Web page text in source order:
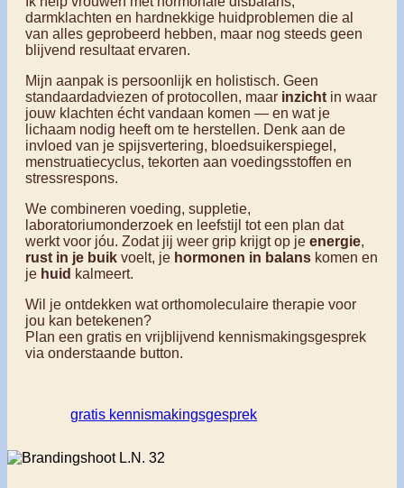
darmklachten en hardnekkige huidproblemen die al
van alles geprobeerd hebben, maar nog steeds geen
blijvend resultaat ervaren.
Mijn aanpak is persoonlijk en holistisch. Geen
standaardadviezen of protocollen, maar inzicht in waar
jouw klachten écht vandaan komen — en wat je
lichaam nodig heeft om te herstellen. Denk aan de
invloed van je spijsvertering, bloedsuikerspiegel,
menstruatiecyclus, tekorten aan voedingsstoffen en
stressrespons.
We combineren voeding, suppletie,
laboratoriumonderzoek en leefstijl tot een plan dat
werkt voor jóu. Zodat jij weer grip krijgt op je energie,
rust in je buik voelt, je hormonen in balans komen en
je huid kalmeert.
Wil je ontdekken wat orthomoleculaire therapie voor
jou kan betekenen?
Plan een gratis en vrijblijvend kennismakingsgesprek
via onderstaande button.
gratis kennismakingsgesprek